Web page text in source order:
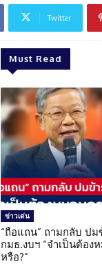
Twitter
Must Read
ข่าวเด่น
“ถือแถน” ถามกลับ ปม
กมธ.งบฯ “จำเป็นต้อง
หรือ?”